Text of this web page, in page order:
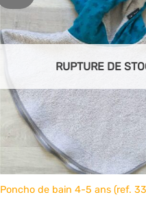
RUPTURE DE
Poncho de bain 4-5 ans (ref.